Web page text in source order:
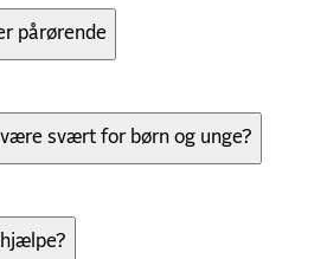
pårørende
være svært for børn og unge?